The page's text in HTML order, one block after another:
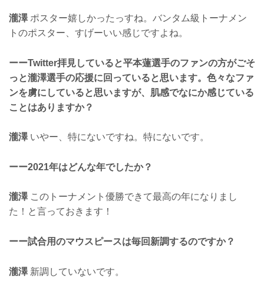
瀧澤ポスター嬉しかったっすね。バンタム級トーナメン
トのポスター、すげーいい感じですよね。
ーーTwitter拝見していると平本蓮選手のファンの方がごそ
っと瀧澤選手の応援に回っていると思います。色々なファ
ンを虜にしていると思いますが、肌感でなにか感じている
ことはありますか？
瀧澤いやー、特にないですね。特にないです。
ーー2021年はどんな年でしたか？
瀧澤このトーナメント優勝できて最高の年になりまし
た！と言っておきます！
ーー試合用のマウスピースは毎回新調するのですか？
瀧澤新調していないです。